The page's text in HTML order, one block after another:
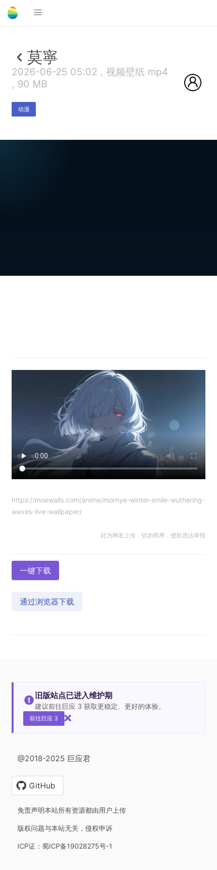
莫寧
2026-06-25 05:02 , 视频壁纸 mp4
, 90 MB
动漫
https://moewalls.com/anime/mornye-winter-smile-wuthering-
waves-live-wallpaper/
此为网友上传，切勿商用，侵权违法举报
一键下载
通过浏览器下载
旧版站点已进入维护期
建议前往巨应 3 获取更稳定、更好的体验。
前往巨应 3
@2018-2025 巨应君
GitHub
免责声明本站所有资源都由用户上传
版权问题与本站无关，侵权申诉
ICP证：蜀ICP备19028275号-1